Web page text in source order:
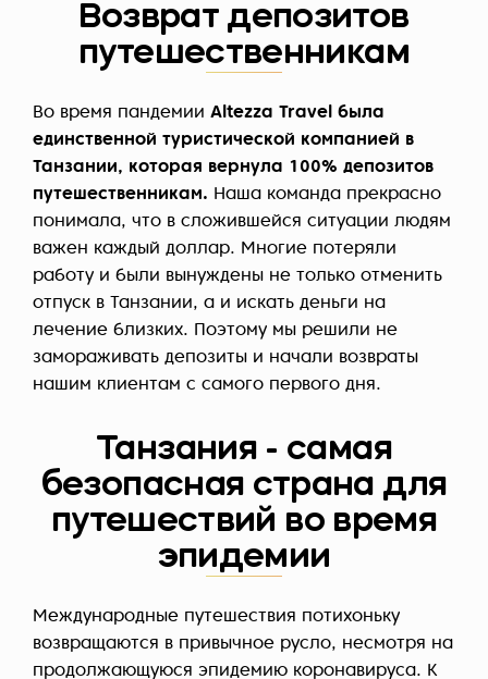
Возврат депозитов
путешественникам
Во время пандемии Altezza Travel была
единственной туристической компанией в
Танзании, которая вернула 100% депозитов
путешественникам. Наша команда прекрасно
понимала, что в сложившейся ситуации людям
важен каждый доллар. Многие потеряли
работу и были вынуждены не только отменить
отпуск в Танзании, а и искать деньги на
лечение близких. Поэтому мы решили не
замораживать депозиты и начали возвраты
нашим клиентам с самого первого дня.
Танзания - самая
безопасная страна для
путешествий во время
эпидемии
Международные путешествия потихоньку
возвращаются в привычное русло, несмотря на
продолжающуюся эпидемию коронавируса. К